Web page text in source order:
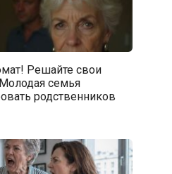
Решайте свои
семья
родственников